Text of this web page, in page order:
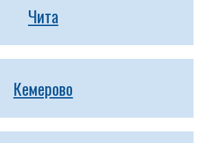
Чита
Кемерово